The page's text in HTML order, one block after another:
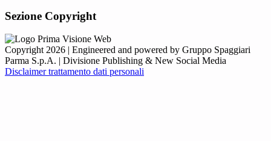
Sezione Copyright
Copyright 2026 | Engineered and powered by Gruppo Spaggiari
Parma S.p.A. | Divisione Publishing & New Social Media
Disclaimer trattamento dati personali